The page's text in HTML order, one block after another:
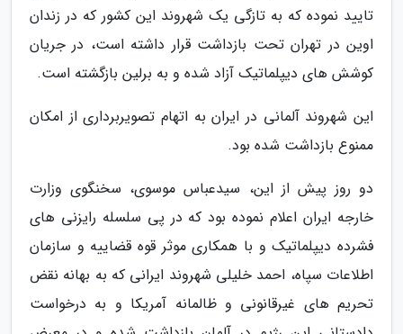
تایید نموده که به تازگی یک شهروند این کشور که در زندان
اوین در تهران تحت بازداشت قرار داشته است، در جریان
کوشش های دیپلماتیک آزاد شده و به برلین بازگشته است.
این شهروند آلمانی در ایران به اتهام تصویربرداری از امکان
ممنوع بازداشت شده بود.
دو روز پیش از این، سیدعباس موسوی، سخنگوی وزارت
خارجه ایران اعلام نموده بود که در پی سلسله رایزنی های
فشرده دیپلماتیک و با همکاری موثر قوه قضاییه و سازمان
اطلاعات سپاه، احمد خلیلی شهروند ایرانی که به بهانه نقض
تحریم های غیرقانونی و ظالمانه آمریکا و به درخواست